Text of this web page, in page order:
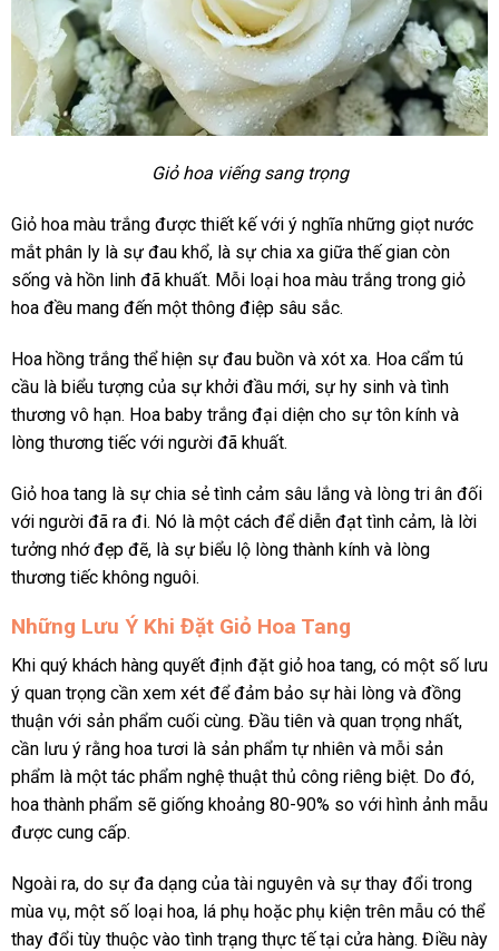
Giỏ hoa viếng sang trọng
Giỏ hoa màu trắng được thiết kế với ý nghĩa những giọt nước
mắt phân ly là sự đau khổ, là sự chia xa giữa thế gian còn
sống và hồn linh đã khuất. Mỗi loại hoa màu trắng trong giỏ
hoa đều mang đến một thông điệp sâu sắc.
Hoa hồng trắng thể hiện sự đau buồn và xót xa. Hoa cẩm tú
cầu là biểu tượng của sự khởi đầu mới, sự hy sinh và tình
thương vô hạn. Hoa baby trắng đại diện cho sự tôn kính và
lòng thương tiếc với người đã khuất.
Giỏ hoa tang là sự chia sẻ tình cảm sâu lắng và lòng tri ân đối
với người đã ra đi. Nó là một cách để diễn đạt tình cảm, là lời
tưởng nhớ đẹp đẽ, là sự biểu lộ lòng thành kính và lòng
thương tiếc không nguôi.
Những Lưu Ý Khi Đặt Giỏ Hoa Tang
Khi quý khách hàng quyết định đặt giỏ hoa tang, có một số lưu
ý quan trọng cần xem xét để đảm bảo sự hài lòng và đồng
thuận với sản phẩm cuối cùng. Đầu tiên và quan trọng nhất,
cần lưu ý rằng hoa tươi là sản phẩm tự nhiên và mỗi sản
phẩm là một tác phẩm nghệ thuật thủ công riêng biệt. Do đó,
hoa thành phẩm sẽ giống khoảng 80-90% so với hình ảnh mẫu
được cung cấp.
Ngoài ra, do sự đa dạng của tài nguyên và sự thay đổi trong
mùa vụ, một số loại hoa, lá phụ hoặc phụ kiện trên mẫu có thể
thay đổi tùy thuộc vào tình trạng thực tế tại cửa hàng. Điều này